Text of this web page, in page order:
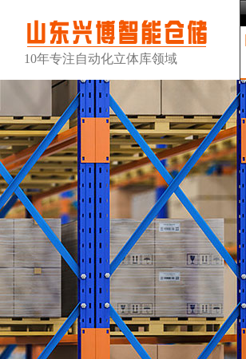
10年专注自动化立体库领域